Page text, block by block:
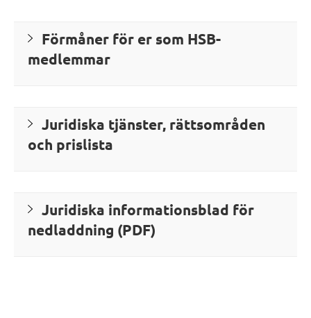
Förmåner för er som HSB-
medlemmar
Juridiska tjänster, rättsområden
och prislista
Juridiska informationsblad för
nedladdning (PDF)